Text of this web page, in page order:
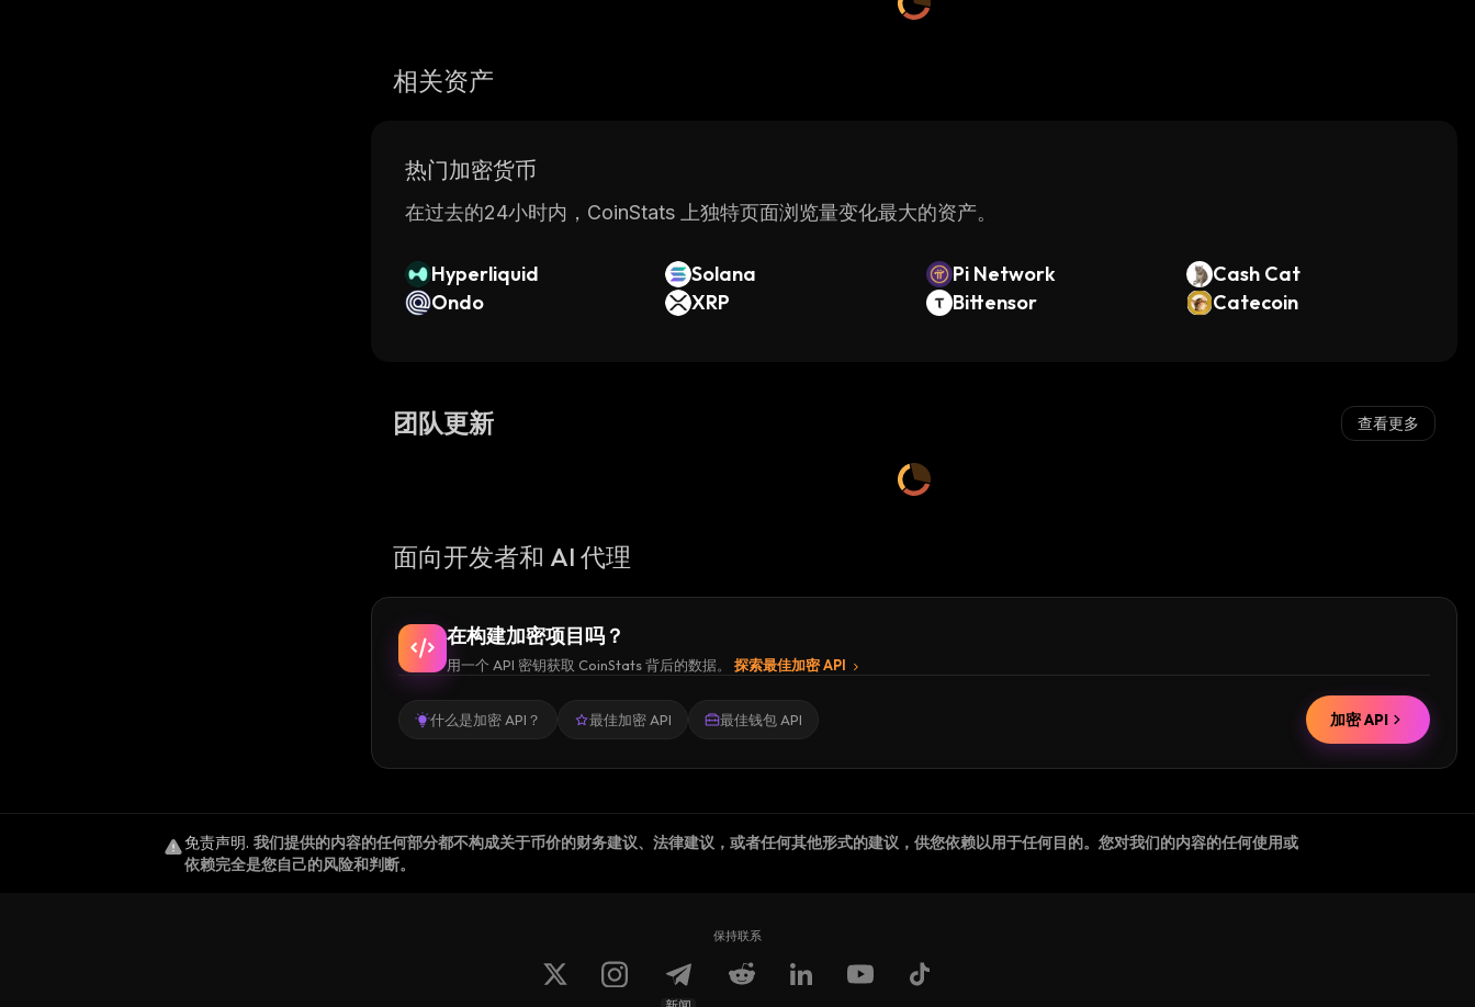
相关资产
热门加密货币
在过去的24小时内，CoinStats 上独特页面浏览量变化最大的资产。
Hyperliquid Solana Pi Network
Cash Cat
Ondo
XRP Bittensor Catecoin
团队更新 查看更多
面向开发者和 AI 代理
在构建加密项目吗？
用一个 API 密钥获取 CoinStats 背后的数据。 探索最佳加密 API
什么是加密 API？ 最佳加密 API 最佳钱包 API 加密 API
免责声明. 我们提供的内容的任何部分都不构成关于币价的财务建议、法律建议，或者任何其他形式的建议，供您依赖以用于任何目的。您对我们的内容的任何使用或
依赖完全是您自己的风险和判断。
保持联系